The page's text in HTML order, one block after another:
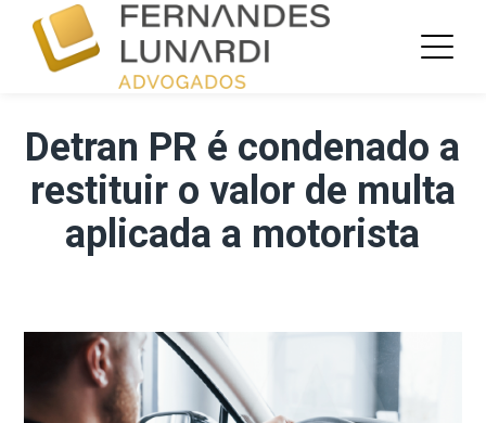
Detran PR é condenado a
restituir o valor de multa
aplicada a motorista